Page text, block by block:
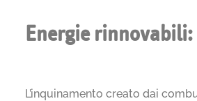
Energie
L’inquinamento creato dai